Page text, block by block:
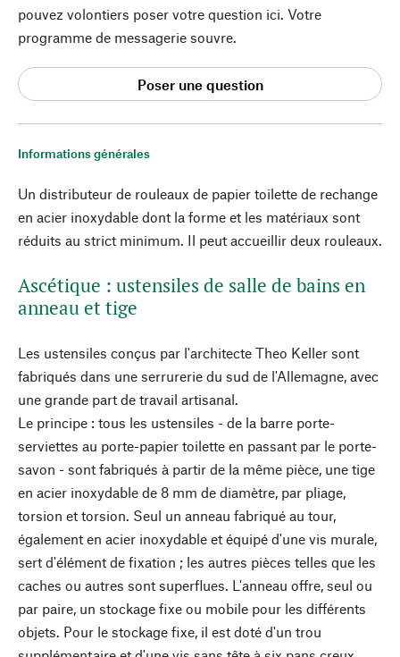
Informations générales
Un distributeur de rouleaux de papier toilette de rechange
en acier inoxydable dont la forme et les matériaux sont
réduits au strict minimum. Il peut accueillir deux rouleaux.
Ascétique : ustensiles de salle de bains en
anneau et tige
Les ustensiles conçus par l'architecte Theo Keller sont
fabriqués dans une serrurerie du sud de l'Allemagne, avec
une grande part de travail artisanal.
Le principe : tous les ustensiles - de la barre porte-
serviettes au porte-papier toilette en passant par le porte-
savon - sont fabriqués à partir de la même pièce, une tige
en acier inoxydable de 8 mm de diamètre, par pliage,
torsion et torsion. Seul un anneau fabriqué au tour,
également en acier inoxydable et équipé d'une vis murale,
sert d'élément de fixation ; les autres pièces telles que les
caches ou autres sont superflues. L'anneau offre, seul ou
par paire, un stockage fixe ou mobile pour les différents
objets. Pour le stockage fixe, il est doté d'un trou
pouvez volontiers poser votre question ici. Votre
programme de messagerie souvre.
Poser une question